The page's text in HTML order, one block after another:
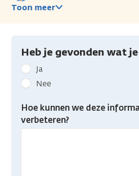
Toon meer
Heb je gevonden wat
Geef
kanker.nl
feedback:
Heb
gevonden
Ja
Nee
Hoe kunnen we deze
verbeteren?